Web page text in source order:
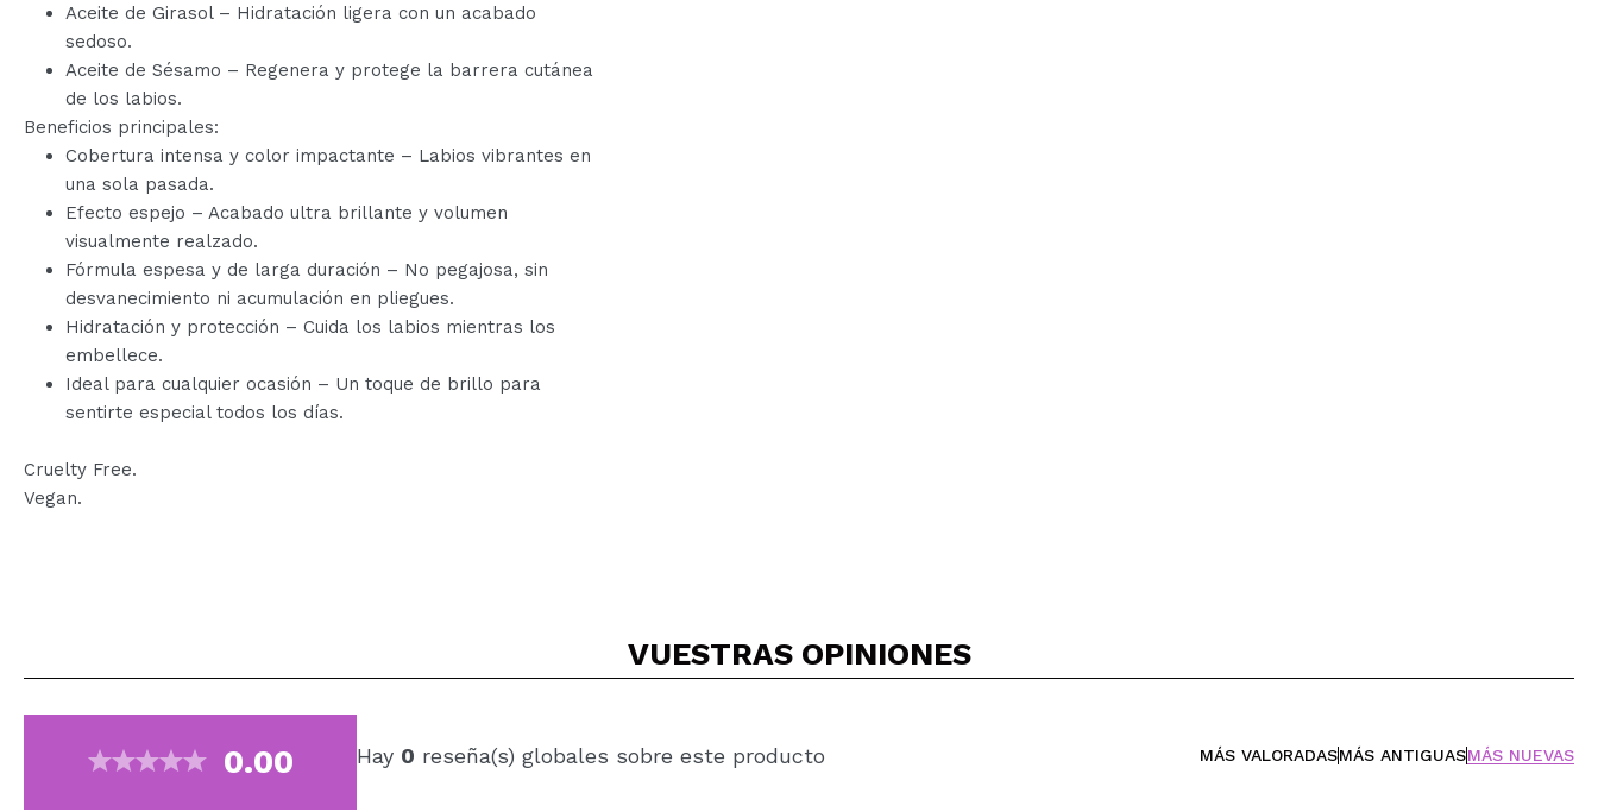
Aceite de Girasol – Hidratación ligera con un acabado
sedoso.
Aceite de Sésamo – Regenera y protege la barrera cutánea
de los labios.
Beneficios principales:
Cobertura intensa y color impactante – Labios vibrantes en
una sola pasada.
Efecto espejo – Acabado ultra brillante y volumen
visualmente realzado.
Fórmula espesa y de larga duración – No pegajosa, sin
desvanecimiento ni acumulación en pliegues.
Hidratación y protección – Cuida los labios mientras los
embellece.
Ideal para cualquier ocasión – Un toque de brillo para
sentirte especial todos los días.
Cruelty Free.
Vegan.
VUESTRAS OPINIONES
0.00 Hay 0 reseña(s) globales sobre este producto MÁS VALORADASMÁS ANTIGUASMÁS NUEVAS